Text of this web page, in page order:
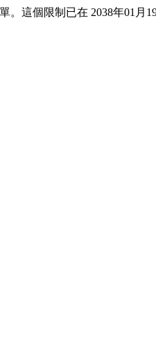
。這個限制已在 2038年01月